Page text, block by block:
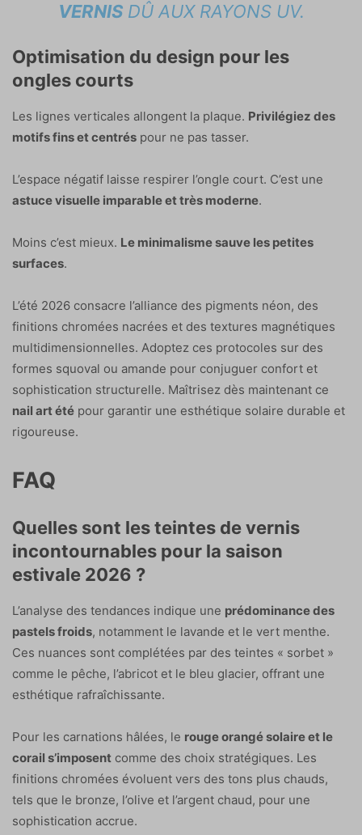
VERNISDÛ AUX RAYONS UV.
Optimisation du design pour les
ongles courts
Les lignes verticales allongent la plaque. Privilégiez des
motifs fins et centrés pour ne pas tasser.
L’espace négatif laisse respirer l’ongle court. C’est une
astuce visuelle imparable et très moderne.
Moins c’est mieux. Le minimalisme sauve les petites
surfaces.
L’été 2026 consacre l’alliance des pigments néon, des
finitions chromées nacrées et des textures magnétiques
multidimensionnelles. Adoptez ces protocoles sur des
formes squoval ou amande pour conjuguer confort et
sophistication structurelle. Maîtrisez dès maintenant ce
nail art été pour garantir une esthétique solaire durable et
rigoureuse.
FAQ
Quelles sont les teintes de vernis
incontournables pour la saison
estivale 2026 ?
L’analyse des tendances indique une prédominance des
pastels froids, notamment le lavande et le vert menthe.
Ces nuances sont complétées par des teintes « sorbet »
comme le pêche, l’abricot et le bleu glacier, offrant une
esthétique rafraîchissante.
Pour les carnations hâlées, le rouge orangé solaire et le
corail s’imposent comme des choix stratégiques. Les
finitions chromées évoluent vers des tons plus chauds,
tels que le bronze, l’olive et l’argent chaud, pour une
sophistication accrue.